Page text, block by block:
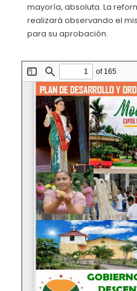
mayoría, absoluta. La
realizará observando el
para su aprobación.